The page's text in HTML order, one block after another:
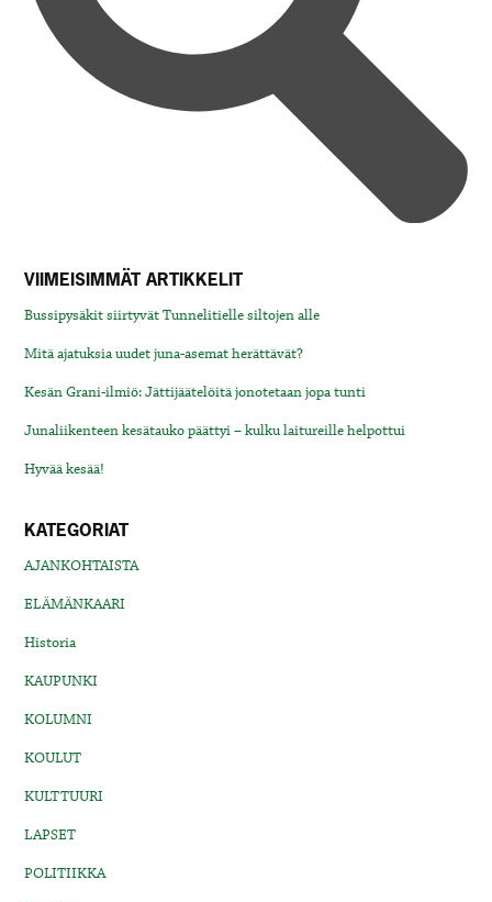
VIIMEISIMMÄT ARTIKKELIT
Bussipysäkit siirtyvät Tunnelitielle siltojen alle
Mitä ajatuksia uudet juna-asemat herättävät?
Kesän Grani-ilmiö: Jättijäätelöitä jonotetaan jopa tunti
Junaliikenteen kesätauko päättyi – kulku laitureille helpottui
Hyvää kesää!
KATEGORIAT
AJANKOHTAISTA
ELÄMÄNKAARI
Historia
KAUPUNKI
KOLUMNI
KOULUT
KULTTUURI
LAPSET
POLITIIKKA